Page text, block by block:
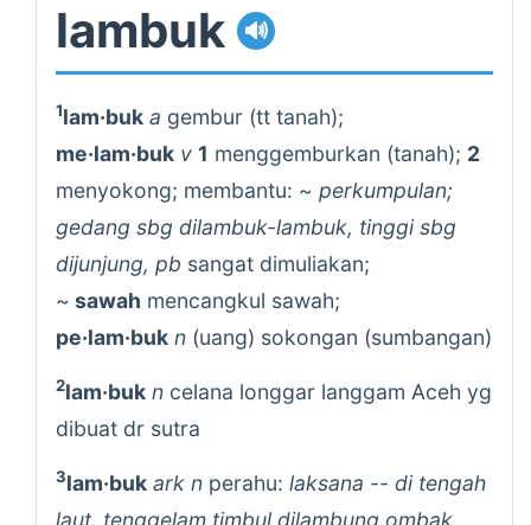
lambuk 🔊
1lam·buk a gembur (tt tanah);
me·lam·buk v 1 menggemburkan (tanah); 2
menyokong; membantu: ~ perkumpulan;
gedang sbg dilambuk-lambuk, tinggi sbg
dijunjung, pb sangat dimuliakan;
~ sawah mencangkul sawah;
pe·lam·buk n (uang) sokongan (sumbangan)
2lam·buk n celana longgar langgam Aceh yg
dibuat dr sutra
3lam·buk ark n perahu: laksana -- di tengah
laut, tenggelam timbul dilambung ombak